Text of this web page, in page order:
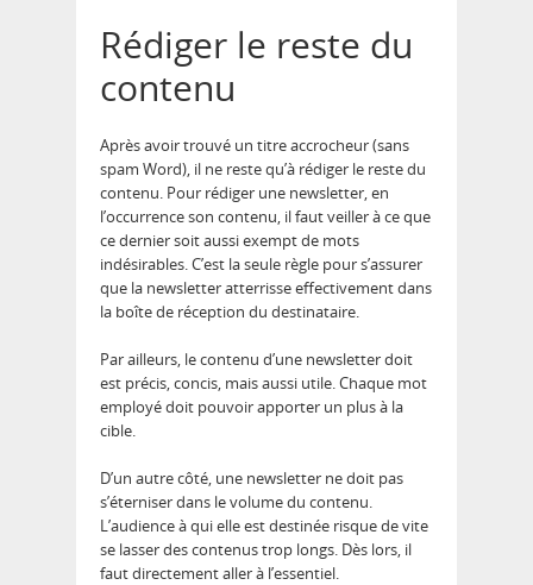
Rédiger le reste du
contenu
Après avoir trouvé un titre accrocheur (sans
spam Word), il ne reste qu’à rédiger le reste du
contenu. Pour rédiger une newsletter, en
l’occurrence son contenu, il faut veiller à ce que
ce dernier soit aussi exempt de mots
indésirables. C’est la seule règle pour s’assurer
que la newsletter atterrisse effectivement dans
la boîte de réception du destinataire.
Par ailleurs, le contenu d’une newsletter doit
est précis, concis, mais aussi utile. Chaque mot
employé doit pouvoir apporter un plus à la
cible.
D’un autre côté, une newsletter ne doit pas
s’éterniser dans le volume du contenu.
L’audience à qui elle est destinée risque de vite
se lasser des contenus trop longs. Dès lors, il
faut directement aller à l’essentiel.